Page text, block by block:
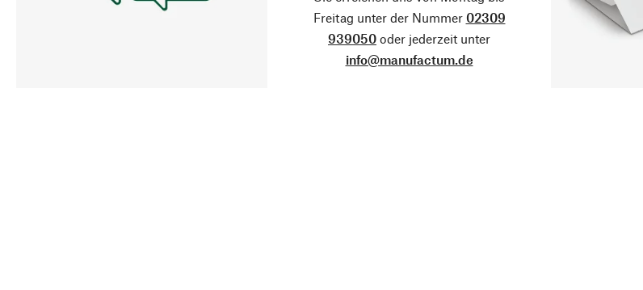
Freitag unter der Nummer 02309
939050 oder jederzeit unter
info@manufactum.de